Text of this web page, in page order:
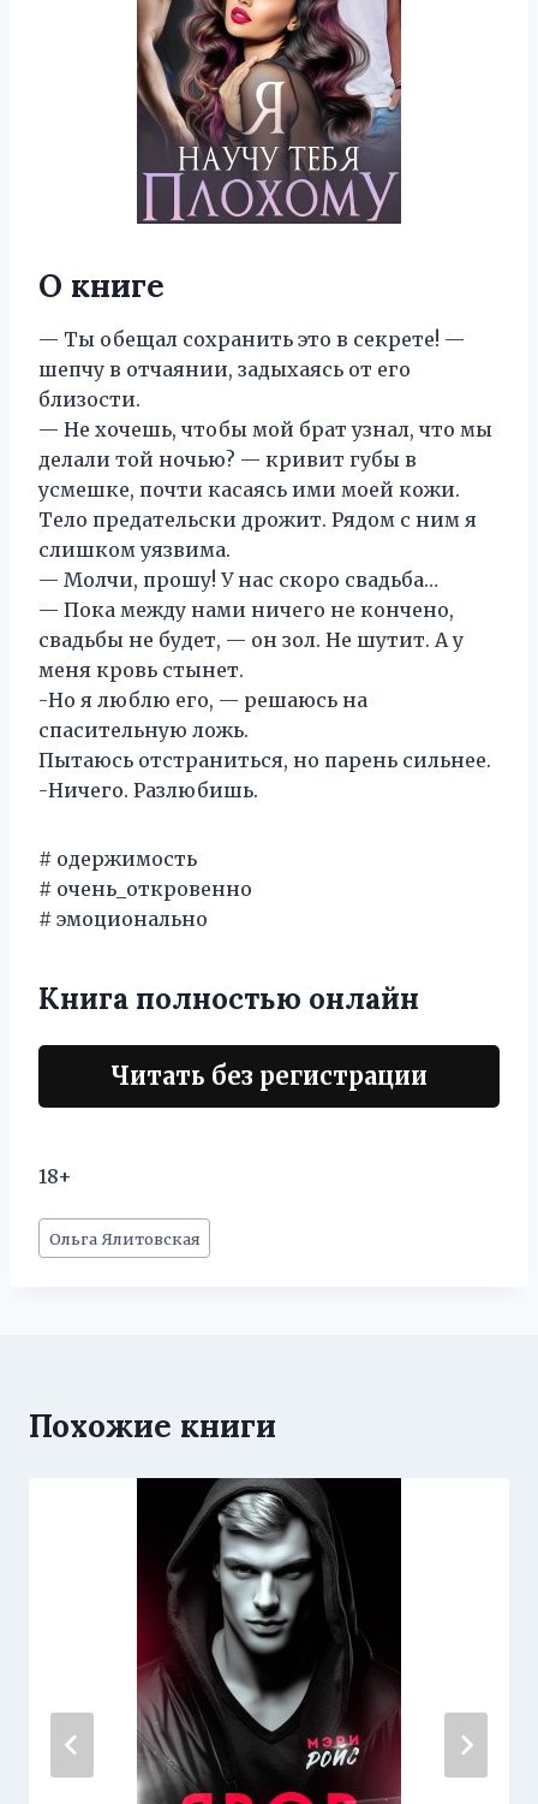
О книге
— Ты обещал сохранить это в секрете! —
шепчу в отчаянии, задыхаясь от его
близости.
— Не хочешь, чтобы мой брат узнал, что мы
делали той ночью? — кривит губы в
усмешке, почти касаясь ими моей кожи.
Тело предательски дрожит. Рядом с ним я
слишком уязвима.
— Молчи, прошу! У нас скоро свадьба…
— Пока между нами ничего не кончено,
свадьбы не будет, — он зол. Не шутит. А у
меня кровь стынет.
-Но я люблю его, — решаюсь на
спасительную ложь.
Пытаюсь отстраниться, но парень сильнее.
-Ничего. Разлюбишь.
# одержимость
# очень_откровенно
# эмоционально
Книга полностью онлайн
Читать без регистрации
18+
Метки
записи:
Ольга Ялитовская
Похожие книги